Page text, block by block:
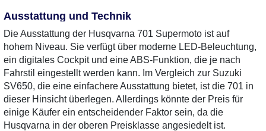
Ausstattung und Technik
Die Ausstattung der Husqvarna 701 Supermoto ist auf
hohem Niveau. Sie verfügt über moderne LED-Beleuchtung,
ein digitales Cockpit und eine ABS-Funktion, die je nach
Fahrstil eingestellt werden kann. Im Vergleich zur Suzuki
SV650, die eine einfachere Ausstattung bietet, ist die 701 in
dieser Hinsicht überlegen. Allerdings könnte der Preis für
einige Käufer ein entscheidender Faktor sein, da die
Husqvarna in der oberen Preisklasse angesiedelt ist.